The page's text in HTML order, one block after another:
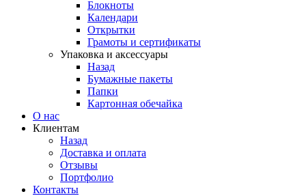
Блокноты
Календари
Открытки
Грамоты и сертификаты
Упаковка и аксессуары
Назад
Бумажные пакеты
Папки
Картонная обечайка
О нас
Клиентам
Назад
Доставка и оплата
Отзывы
Портфолио
Контакты